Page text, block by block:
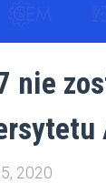
nie
2020